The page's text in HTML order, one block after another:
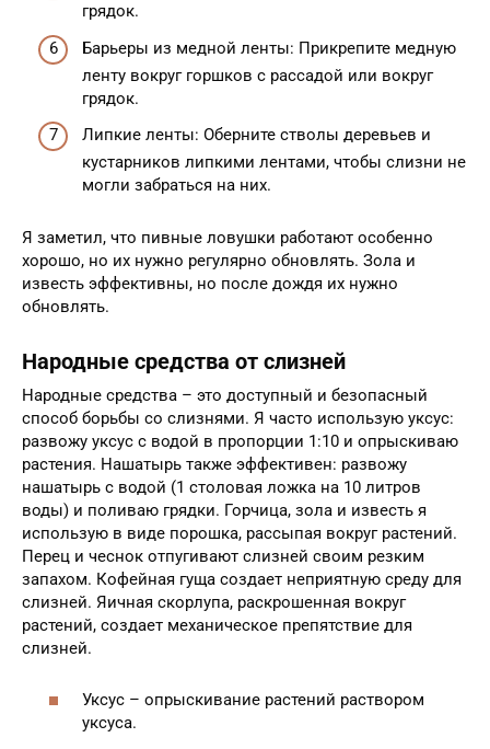
грядок.
Барьеры из медной ленты: Прикрепите медную
ленту вокруг горшков с рассадой или вокруг
грядок.
Липкие ленты: Оберните стволы деревьев и
кустарников липкими лентами, чтобы слизни не
могли забраться на них.
Я заметил, что пивные ловушки работают особенно
хорошо, но их нужно регулярно обновлять. Зола и
известь эффективны, но после дождя их нужно
обновлять.
Народные средства от слизней
Народные средства – это доступный и безопасный
способ борьбы со слизнями. Я часто использую уксус:
развожу уксус с водой в пропорции 1:10 и опрыскиваю
растения. Нашатырь также эффективен: развожу
нашатырь с водой (1 столовая ложка на 10 литров
воды) и поливаю грядки. Горчица, зола и известь я
использую в виде порошка, рассыпая вокруг растений.
Перец и чеснок отпугивают слизней своим резким
запахом. Кофейная гуща создает неприятную среду для
слизней. Яичная скорлупа, раскрошенная вокруг
растений, создает механическое препятствие для
слизней.
Уксус – опрыскивание растений раствором
уксуса.